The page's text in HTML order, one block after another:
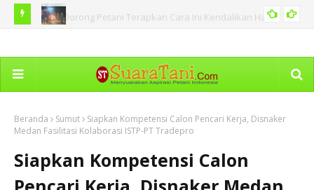
Air Termasuk di Sumut
Beranda Sumut
Siapkan Kompetensi Calon Pencari Kerja, Disnaker
Medan Fasilitasi Kolaborasi ISTP-PT Tradepro
Siapkan Kompetensi Calon